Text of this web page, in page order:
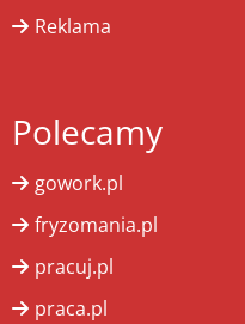
Reklama
Polecamy
gowork.pl
fryzomania.pl
pracuj.pl
praca.pl